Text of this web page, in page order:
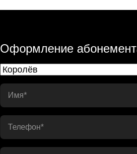
Оформление
Имя*
Телефон*